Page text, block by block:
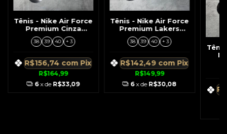
Tênis - Nike Air Force
Premium Cinza
Solado Branco
c/Marrom
38 39 40 + 3
R$164,99
R$156,74 com Pix
6 x de R$33,09
Tênis - Nike Air Force
Premium Lakers
Branco c/ Símbolo
Roxo Solado
38 39 40 + 3
R$149,99
R$142,49 com Pix
6 x de R$30,08